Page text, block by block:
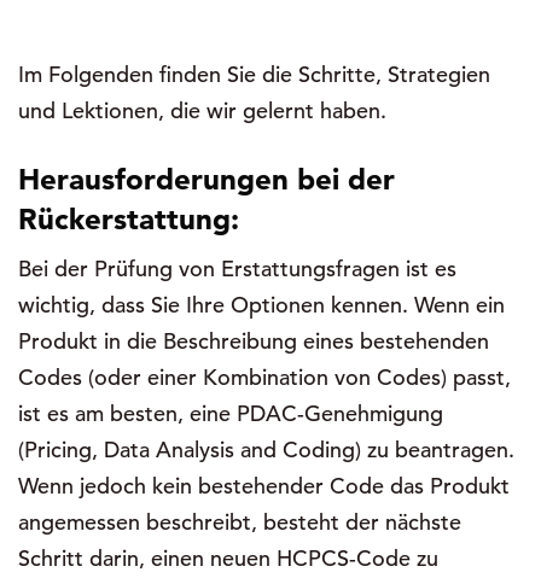
Im Folgenden finden Sie die Schritte, Strategien
und Lektionen, die wir gelernt haben.
Herausforderungen bei der
Rückerstattung:
Bei der Prüfung von Erstattungsfragen ist es
wichtig, dass Sie Ihre Optionen kennen. Wenn ein
Produkt in die Beschreibung eines bestehenden
Codes (oder einer Kombination von Codes) passt,
ist es am besten, eine PDAC-Genehmigung
(Pricing, Data Analysis and Coding) zu beantragen.
Wenn jedoch kein bestehender Code das Produkt
angemessen beschreibt, besteht der nächste
Schritt darin, einen neuen HCPCS-Code zu